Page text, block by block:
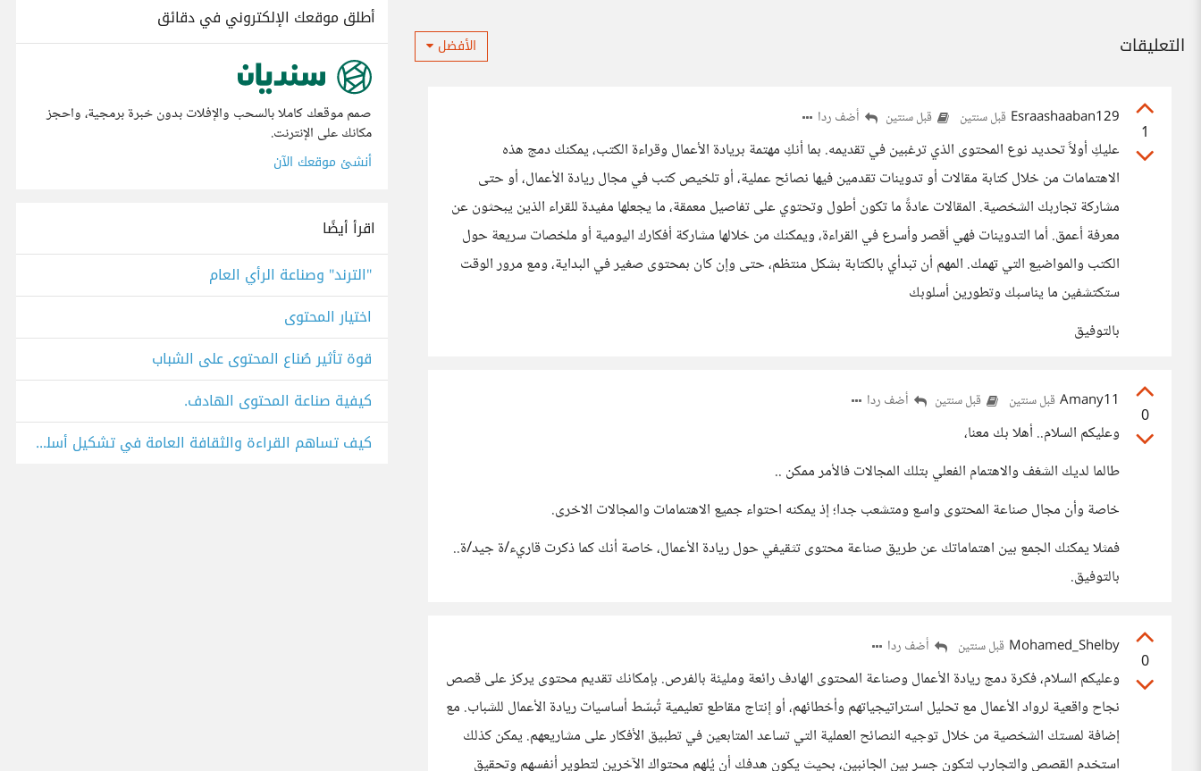
التعليقات الأفضل
1
Esraashaaban129 قبل سنتين قبل سنتين أضف ردا
عليكِ أولاً تحديد نوع المحتوى الذي ترغبين في تقديمه. بما أنكِ مهتمة بريادة الأعمال وقراءة الكتب، يمكنك دمج هذه
الاهتمامات من خلال كتابة مقالات أو تدوينات تقدمين فيها نصائح عملية، أو تلخيص كتب في مجال ريادة الأعمال، أو حتى
مشاركة تجاربك الشخصية. المقالات عادةً ما تكون أطول وتحتوي على تفاصيل معمقة، ما يجعلها مفيدة للقراء الذين يبحثون عن
معرفة أعمق. أما التدوينات فهي أقصر وأسرع في القراءة، ويمكنك من خلالها مشاركة أفكارك اليومية أو ملخصات سريعة حول
الكتب والمواضيع التي تهمك. المهم أن تبدأي بالكتابة بشكل منتظم، حتى وإن كان بمحتوى صغير في البداية، ومع مرور الوقت
ستكتشفين ما يناسبك وتطورين أسلوبك
بالتوفيق
0
Amany11 قبل سنتين قبل سنتين أضف ردا
وعليكم السلام.. أهلا بك معنا،
طالما لديك الشغف والاهتمام الفعلي بتلك المجالات فالأمر ممكن ..
خاصة وأن مجال صناعة المحتوى واسع ومتشعب جدا؛ إذ يمكنه احتواء جميع الاهتمامات والمجالات الاخرى.
فمثلا يمكنك الجمع بين اهتماماتك عن طريق صناعة محتوى تثقيفي حول ريادة الأعمال، خاصة أنك كما ذكرت قاريء/ة جيد/ة..
بالتوفيق.
0
Mohamed_Shelby قبل سنتين أضف ردا
وعليكم السلام، فكرة دمج ريادة الأعمال وصناعة المحتوى الهادف رائعة ومليئة بالفرص. بإمكانك تقديم محتوى يركز على قصص
نجاح واقعية لرواد الأعمال مع تحليل استراتيجياتهم وأخطائهم، أو إنتاج مقاطع تعليمية تُبسّط أساسيات ريادة الأعمال للشباب. مع
إضافة لمستك الشخصية من خلال توجيه النصائح العملية التي تساعد المتابعين في تطبيق الأفكار على مشاريعهم. يمكن كذلك
استخدم القصص والتجارب لتكون جسر بين الجانبين، بحيث يكون هدفك أن يُلهم محتواك الآخرين لتطوير أنفسهم وتحقيق
أطلق موقعك الإلكتروني في دقائق
صمم موقعك كاملا بالسحب والإفلات بدون خبرة برمجية، واحجز
مكانك على الإنترنت.
أنشئ موقعك الآن
اقرأ أيضًا
"الترند" وصناعة الرأي العام
اختيار المحتوى
قوة تأثير صُناع المحتوى على الشباب
كيفية صناعة المحتوى الهادف.
كيف تساهم القراءة والثقافة العامة في تشكيل أسلوب (صانع المحتوى) المتميز؟